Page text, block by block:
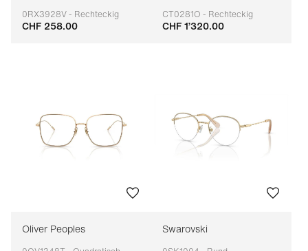
0RX3928V - Rechteckig
Anpassbar
CHF 258.00
CT0281O - Rechteckig
Anpassbar
CHF 1’320.00
Oliver Peoples Swarovski